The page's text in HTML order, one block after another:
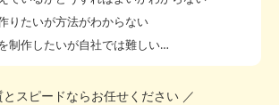
りたいが方法がわからない
制作したいが自社では難しい…
とスピードならお任せください ／